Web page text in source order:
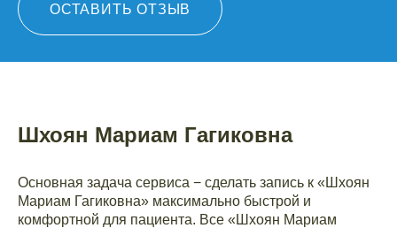
ОСТАВИТЬ ОТЗЫВ
Шхоян Мариам Гагиковна
Основная задача сервиса − сделать запись к «Шхоян
Мариам Гагиковна» максимально быстрой и
комфортной для пациента. Все «Шхоян Мариам